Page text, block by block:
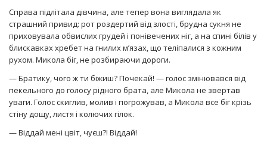
Справа підлітала дівчина, але тепер вона виглядала як
страшний привид: рот роздертий від злості, брудна сукня не
приховувала обвислих грудей і понівечених ніг, а на спині білів у
блискавках хребет на гнилих м’язах, що теліпалися з кожним
рухом. Микола біг, не розбираючи дороги.
— Братику, чого ж ти біжиш? Почекай! — голос змінювався від
пекельного до голосу рідного брата, але Микола не звертав
уваги. Голос скиглив, молив і погрожував, а Микола все біг крізь
стіну дощу, листя і колючих гілок.
— Віддай мені цвіт, чуєш?! Віддай!